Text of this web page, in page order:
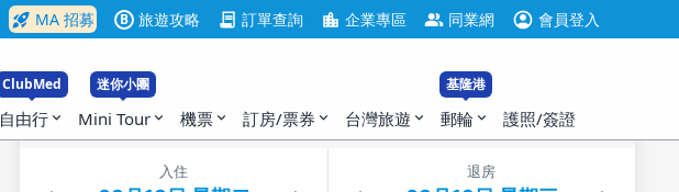
rocket_launch MA 招募 B 旅遊攻略 contract 訂單查詢 location_city 企業專區 group 同業網 account_circle 會員登入
ClubMed
自由行 expand_more
迷你小團
Mini Tour expand_more 機票 expand_more 訂房/票券 expand_more 台灣旅遊 expand_more
基隆港
郵輪 expand_more 護照/簽證
入住 退房